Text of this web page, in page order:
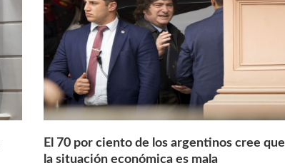
El 70 por ciento de los argentinos cree que
la situación económica es mala